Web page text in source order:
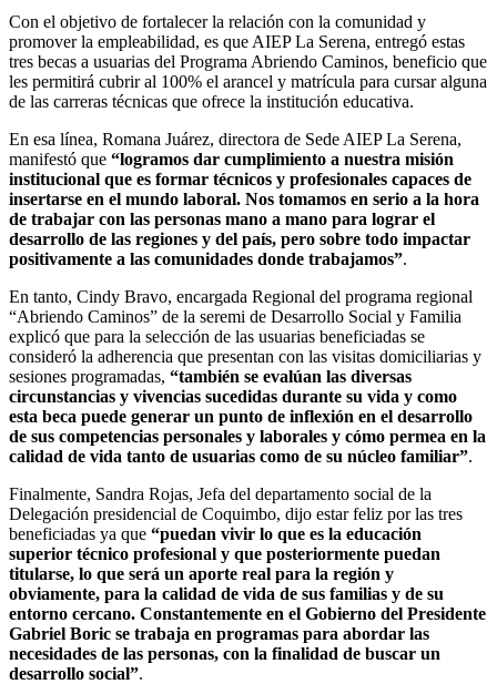
Con el objetivo de fortalecer la relación con la comunidad y
promover la empleabilidad, es que AIEP La Serena, entregó estas
tres becas a usuarias del Programa Abriendo Caminos, beneficio que
les permitirá cubrir al 100% el arancel y matrícula para cursar alguna
de las carreras técnicas que ofrece la institución educativa.
En esa línea, Romana Juárez, directora de Sede AIEP La Serena,
manifestó que “logramos dar cumplimiento a nuestra misión
institucional que es formar técnicos y profesionales capaces de
insertarse en el mundo laboral. Nos tomamos en serio a la hora
de trabajar con las personas mano a mano para lograr el
desarrollo de las regiones y del país, pero sobre todo impactar
positivamente a las comunidades donde trabajamos”.
En tanto, Cindy Bravo, encargada Regional del programa regional
“Abriendo Caminos” de la seremi de Desarrollo Social y Familia
explicó que para la selección de las usuarias beneficiadas se
consideró la adherencia que presentan con las visitas domiciliarias y
sesiones programadas, “también se evalúan las diversas
circunstancias y vivencias sucedidas durante su vida y como
esta beca puede generar un punto de inflexión en el desarrollo
de sus competencias personales y laborales y cómo permea en la
calidad de vida tanto de usuarias como de su núcleo familiar”.
Finalmente, Sandra Rojas, Jefa del departamento social de la
Delegación presidencial de Coquimbo, dijo estar feliz por las tres
beneficiadas ya que “puedan vivir lo que es la educación
superior técnico profesional y que posteriormente puedan
titularse, lo que será un aporte real para la región y
obviamente, para la calidad de vida de sus familias y de su
entorno cercano. Constantemente en el Gobierno del Presidente
Gabriel Boric se trabaja en programas para abordar las
necesidades de las personas, con la finalidad de buscar un
desarrollo social”.